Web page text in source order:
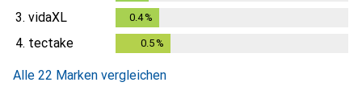
0.3%
3. vidaXL 0.4%
4. tectake 0.5%
Alle 22 Marken vergleichen